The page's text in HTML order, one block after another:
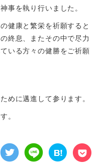
事を執り行いました。
健康と繁栄を祈願すると
終息、またその中で尽力
いる方々の健勝をご祈願
めに邁進して参ります。
。